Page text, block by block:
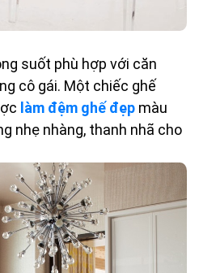
suốt phù hợp với căn
cô gái. Một chiếc ghế
làm đệm ghế đẹp màu
nhẹ nhàng, thanh nhã cho